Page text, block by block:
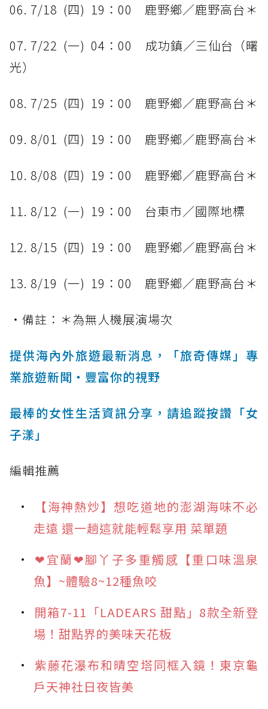
06. 7/18 (四) 19：00 鹿野鄉／鹿野高台＊
07. 7/22 (一) 04：00 成功鎮／三仙台（曙
光）
08. 7/25 (四) 19：00 鹿野鄉／鹿野高台＊
09. 8/01 (四) 19：00 鹿野鄉／鹿野高台＊
10. 8/08 (四) 19：00 鹿野鄉／鹿野高台＊
11. 8/12 (一) 19：00 台東市／國際地標
12. 8/15 (四) 19：00 鹿野鄉／鹿野高台＊
13. 8/19 (一) 19：00 鹿野鄉／鹿野高台＊
・備註：＊為無人機展演場次
提供海內外旅遊最新消息，「旅奇傳媒」專
業旅遊新聞‧豐富你的視野
最棒的女性生活資訊分享，請追蹤按讚「女
子漾」
編輯推薦
【海神熱炒】想吃道地的澎湖海味不必
走遠 還一趟這就能輕鬆享用 菜單題
❤宜蘭❤腳丫子多重觸感【重口味溫泉
魚】~體驗8~12種魚咬
開箱7-11「LADEARS 甜點」8款全新登
場！甜點界的美味天花板
紫藤花瀑布和晴空塔同框入鏡！東京龜
戶天神社日夜皆美